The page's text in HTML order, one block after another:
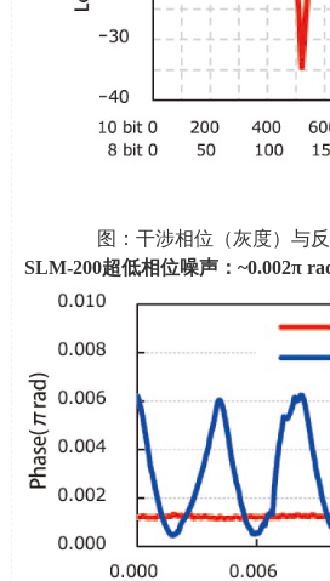
图：干涉相位（灰度）与
SLM-200超低相位噪声： ~0.002π